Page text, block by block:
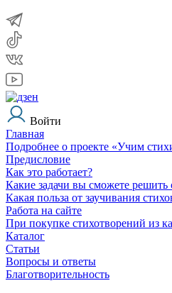
Войти
Главная
Подробнее о проекте «Учим
Предисловие
Как это работает?
Какие задачи вы сможете
Какая польза от заучивания
Работа на сайте
При покупке стихотворений из
Каталог
Статьи
Вопросы и ответы
Благотворительность